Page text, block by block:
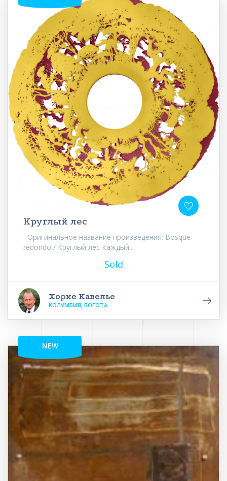
Круглый лес
Оригинальное название произведения: Bosque
redondo / Круглый лес Каждый...
Sold
Хорхе Кавелье
КОЛУМБИЯ, БОГОТА
NEW